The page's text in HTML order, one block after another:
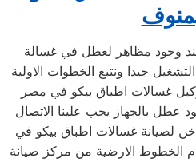
عند وجود مظاهر لعطل في غسالة
جيدا ونتبع الخطوات الاولية
غسالات اطباق بيكو في مصر
عطل بالجهاز يجب علينا الاتصال
لصيانة غسالات اطباق بيكو في
الخطوط الارضية من مركز صيانة